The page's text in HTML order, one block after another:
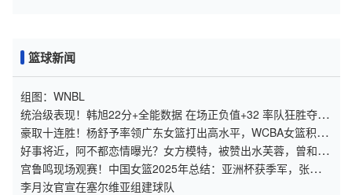
篮球新闻
组图：WNBL
统治级表现！韩旭22分+全能数据 在场正负值+32 率队狂胜夺6
连胜
豪取十连胜！杨舒予率领广东女篮打出高水平，WCBA女篮积分
榜出炉
好事将近，阿不都恋情曝光？女方模特，被赞出水芙蓉，曾和李
梦绯闻
宫鲁鸣现场观赛！中国女篮2025年总结：亚洲杯获季军，张子宇
崭露头角
李月汝官宣在塞尔维亚组建球队